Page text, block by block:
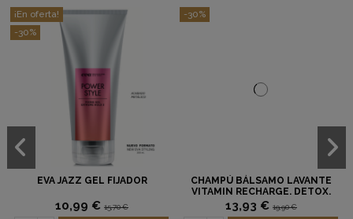
¡En oferta!
-30%
EVA JAZZ GEL FIJADOR
10,99 € 15,70 €
-30%
CHAMPÚ BÁLSAMO LAVANTE
VITAMIN RECHARGE. DETOX.
500ML.
13,93 € 19,90 €